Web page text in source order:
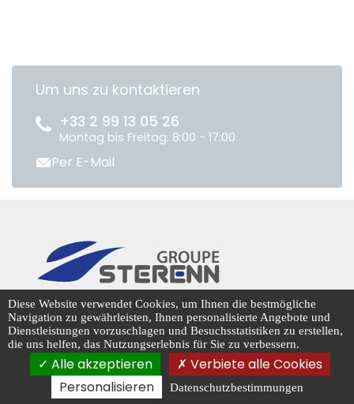
Um uns zu kontaktieren
+33 2 99 13 05 26
Montag bis Freitag: 8:00 - 17:00
Per E-Mail
CENTRADIS © 2026
Cookie-Management
Diese Website verwendet Cookies, um Ihnen die bestmögliche
Navigation zu gewährleisten, Ihnen personalisierte Angebote und
Dienstleistungen vorzuschlagen und Besuchsstatistiken zu erstellen,
die uns helfen, das Nutzungserlebnis für Sie zu verbessern.
Alle akzeptieren
Verbiete alle Cookies
Personalisieren
Datenschutzbestimmungen